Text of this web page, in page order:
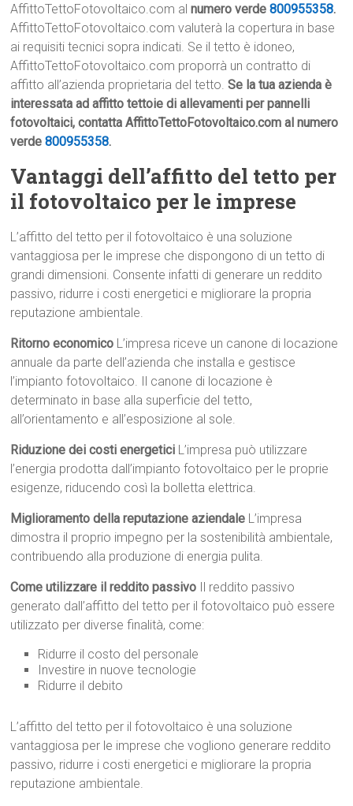
AffittoTettoFotovoltaico.com alnumero verde800955358.
AffittoTettoFotovoltaico.com valuterà la copertura in base
ai requisiti tecnici sopra indicati. Se il tetto è idoneo,
AffittoTettoFotovoltaico.com proporrà un contratto di
affitto all’azienda proprietaria del tetto.Se la tua azienda è
interessata ad affitto tettoie di allevamenti per pannelli
fotovoltaici, contatta AffittoTettoFotovoltaico.com al numero
verde800955358.
Vantaggi dell’affitto del tetto per
il fotovoltaico per le imprese
L’affitto del tetto per il fotovoltaico è una soluzione
vantaggiosa per le imprese che dispongono di un tetto di
grandi dimensioni. Consente infatti di generare un reddito
passivo, ridurre i costi energetici e migliorare la propria
reputazione ambientale.
Ritorno economico L’impresa riceve un canone di locazione
annuale da parte dell’azienda che installa e gestisce
l’impianto fotovoltaico. Il canone di locazione è
determinato in base alla superficie del tetto,
all’orientamento e all’esposizione al sole.
Riduzione dei costi energetici L’impresa può utilizzare
l’energia prodotta dall’impianto fotovoltaico per le proprie
esigenze, riducendo così la bolletta elettrica.
Miglioramento della reputazione aziendale L’impresa
dimostra il proprio impegno per la sostenibilità ambientale,
contribuendo alla produzione di energia pulita.
Come utilizzare il reddito passivo Il reddito passivo
generato dall’affitto del tetto per il fotovoltaico può essere
utilizzato per diverse finalità, come:
Ridurre il costo del personale
Investire in nuove tecnologie
Ridurre il debito
L’affitto del tetto per il fotovoltaico è una soluzione
vantaggiosa per le imprese che vogliono generare reddito
passivo, ridurre i costi energetici e migliorare la propria
reputazione ambientale.